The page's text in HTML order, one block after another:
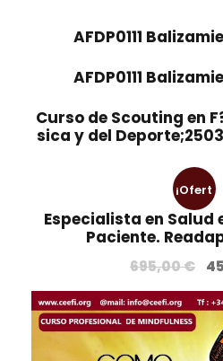
AFDP0111
AFDP0111
Curso de Scouting en
sica y del
¡Ofert
a!
Especialista en Salud
Paciente.
695,00€
E
l
p
r
e